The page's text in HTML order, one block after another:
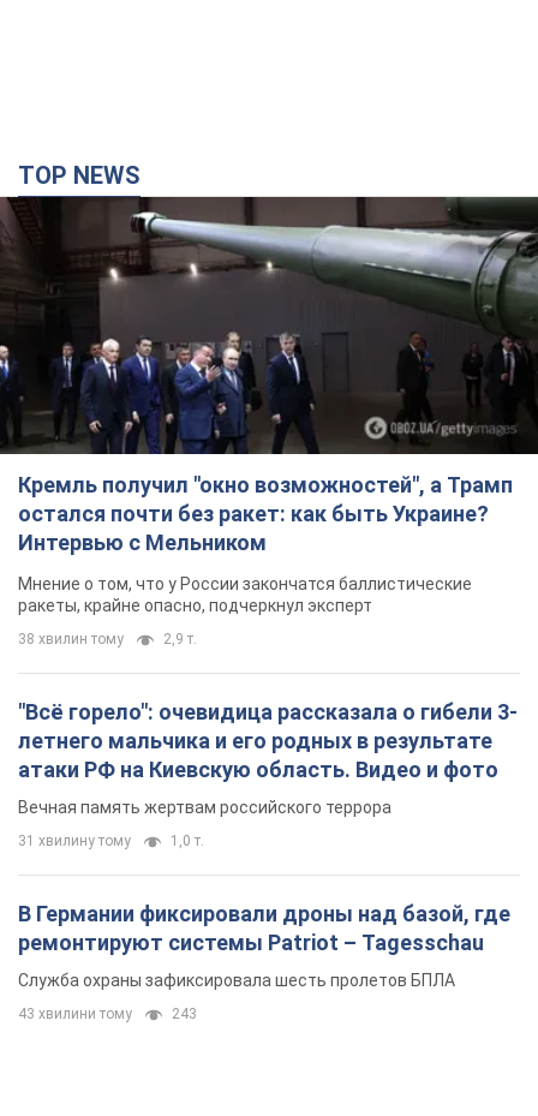
TOP NEWS
Кремль получил "окно возможностей", а Трамп
остался почти без ракет: как быть Украине?
Интервью с Мельником
Мнение о том, что у России закончатся баллистические
ракеты, крайне опасно, подчеркнул эксперт
38 хвилин тому 2,9 т.
"Всё горело": очевидица рассказала о гибели 3-
летнего мальчика и его родных в результате
атаки РФ на Киевскую область. Видео и фото
Вечная память жертвам российского террора
31 хвилину тому 1,0 т.
В Германии фиксировали дроны над базой, где
ремонтируют системы Patriot – Tagesschau
Служба охраны зафиксировала шесть пролетов БПЛА
43 хвилини тому 243